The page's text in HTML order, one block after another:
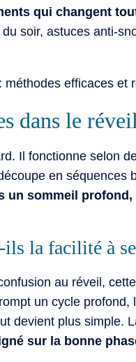
qui changent
soir, astuces anti-
dans le
Il fonctionne selon
en séquences
sommeil profond,
la facilité à
au réveil,
un cycle profond,
devient plus simple.
sur la bonne